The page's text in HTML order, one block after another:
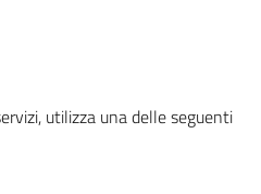
utilizza una delle seguenti